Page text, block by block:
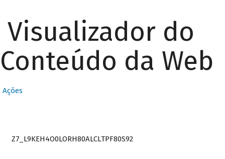
Visualizador do
Conteúdo da Web
Ações
Z7_L9KEH4O0LORH80ALCLTPF80S92